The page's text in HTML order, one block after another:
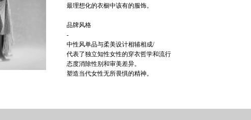
最理想化的衣橱中该有的服饰。
品牌风格
-
中性风单品与柔美设计相辅相成/
代表了独立知性女性的穿衣哲学和流行
态度消除性别和审美差异。
塑造当代女性无所畏惧的精神。